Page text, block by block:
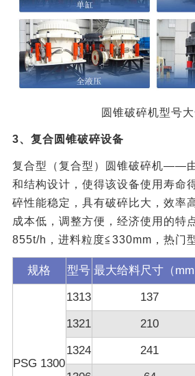
圆锥破碎机型号
3、复合圆锥破碎设备
复合型（复合型）圆锥破碎机——
和结构设计，使得该设备使用寿命
碎性能稳定，具有破碎比大，效率
成本低，调整方便，经济使用的特
855t/h，进料粒度≦330mm，热门
规格 型号 最大给料尺寸（mm
PSG 1300
1313 137
1321 210
1324 241